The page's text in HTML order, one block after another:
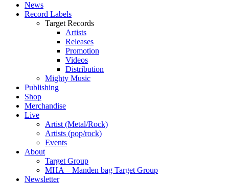
News
Record Labels
Target Records
Artists
Releases
Promotion
Videos
Distribution
Mighty Music
Publishing
Shop
Merchandise
Live
Artist (Metal/Rock)
Artists (pop/rock)
Events
About
Target Group
MHA – Manden bag Target Group
Newsletter